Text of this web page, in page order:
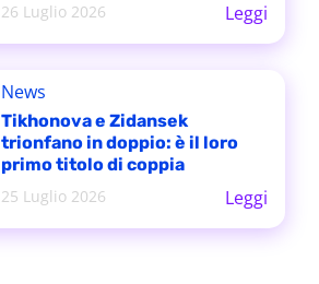
26 Luglio 2026
Leggi
News
Tikhonova e Zidansek
trionfano in doppio: è il loro
primo titolo di coppia
25 Luglio 2026
Leggi